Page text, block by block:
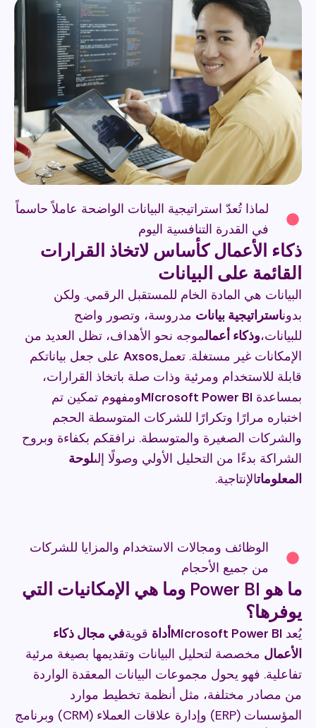
لماذا تُعدّ استراتيجية البيانات الواضحة عاملاً حاسماً
في القدرة التنافسية اليوم
ذكاء الأعمال كأساس لاتخاذ القرارات
القائمة على البيانات
البيانات هي المادة الخام للمستقبل الرقمي. ولكن
بدوناستراتيجية بيانات مدروسة، وتصور واضح
للبيانات،وذكاء أعمالموجه نحو الأهداف، تظل العديد من
الإمكانات غير مستغلة. تعملAxsos على جعل بياناتكم
قابلة للاستخدام ومرئية وذات صلة باتخاذ القرارات،
بمساعدة Microsoft Power BIومفهوم تمكين تم
اختباره مرارًا وتكرارًا للشركات المتوسطة الحجم
والشركات الصغيرة والمتوسطة. نرافقكم بكفاءة وبروح
الشراكة بدءًا من التحليل الأولي وصولًا إلىلوحة
المعلوماتالإنتاجية.
الوظائف ومجالات الاستخدام والمزايا للشركات
من جميع الأحجام
ما هو Power BI وما هي الإمكانيات التي
يوفرها؟
يُعد Microsoft Power BIأداة قويةفي مجال ذكاء
الأعمال مخصصة لتحليل البيانات وتقديمها بصيغة مرئية
تفاعلية. فهو يحول مجموعات البيانات المعقدة الواردة
من مصادر مختلفة، مثل أنظمة تخطيط موارد
المؤسسات (ERP) وإدارة علاقات العملاء (CRM) وبرنامج